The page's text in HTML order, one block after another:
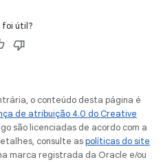
foi útil?
o conteúdo desta página é
de atribuição 4.0 do Creative
são licenciadas de acordo com a
consulte aspolíticas do site
marca registrada da Oracle e/ou